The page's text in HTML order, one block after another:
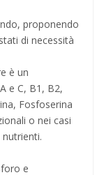
proponendo
di necessità
è un
e C, B1, B2,
Fosfoserina
o nei casi
e